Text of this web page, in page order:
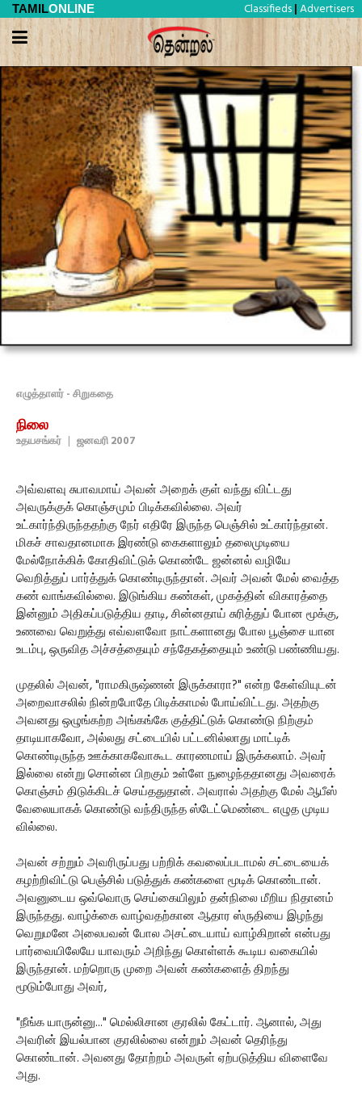
TAMILONLINE Classifieds | Advertisers
எழுத்தாளர் - சிறுகதை
நிலை
உதயசங்கர் | ஜனவரி 2007
அவ்வளவு சுபாவமாய் அவன் அறைக் குள் வந்து விட்டது
அவருக்குக் கொஞ்சமும் பிடிக்கவில்லை. அவர்
உட்கார்ந்திருந்ததற்கு நேர் எதிரே இருந்த பெஞ்சில் உட்கார்ந்தான்.
மிகச் சாவதானமாக இரண்டு கைகளாலும் தலைமுடியை
மேல்நோக்கிக் கோதிவிட்டுக் கொண்டே ஜன்னல் வழியே
வெறித்துப் பார்த்துக் கொண்டிருந்தான். அவர் அவன் மேல் வைத்த
கண் வாங்கவில்லை. இடுங்கிய கண்கள், முகத்தின் விகாரத்தை
இன்னும் அதிகப்படுத்திய தாடி, சின்னதாய் சுரித்துப் போன மூக்கு,
உணவை வெறுத்து எவ்வளவோ நாட்களானது போல பூஞ்சை யான
உடம்பு, ஒருவித அச்சத்தையும் சந்தேகத்தையும் உண்டு பண்ணியது.
முதலில் அவன், "ராமகிருஷ்ணன் இருக்காரா?" என்ற கேள்வியுடன்
அறைவாசலில் நின்றபோதே பிடிக்காமல் போய்விட்டது. அதற்கு
அவனது ஒழுங்கற்ற அங்கங்கே குத்திட்டுக் கொண்டு நிற்கும்
தாடியாகவோ, அல்லது சட்டையில் பட்டனில்லாது மாட்டிக்
கொண்டிருந்த ஊக்காகவோகூட காரணமாய் இருக்கலாம். அவர்
இல்லை என்று சொன்ன பிறகும் உள்ளே நுழைந்ததானது அவரைக்
கொஞ்சம் திடுக்கிடச் செய்ததுதான். அவரால் அதற்கு மேல் ஆபீஸ்
வேலையாகக் கொண்டு வந்திருந்த ஸ்டேட்மெண்டை எழுத முடிய
வில்லை.
அவன் சற்றும் அவரிருப்பது பற்றிக் கவலைப்படாமல் சட்டையைக்
கழற்றிவிட்டு பெஞ்சில் படுத்துக் கண்களை மூடிக் கொண்டான்.
அவனுடைய ஒவ்வொரு செய்கையிலும் தன்நிலை மீறிய நிதானம்
இருந்தது. வாழ்க்கை வாழ்வதற்கான ஆதார ஸ்ருதியை இழந்து
வெறுமனே அலைபவன் போல அசட்டையாய் வாழ்கிறான் என்பது
பார்வையிலேயே யாவரும் அறிந்து கொள்ளக் கூடிய வகையில்
இருந்தான். மற்றொரு முறை அவன் கண்களைத் திறந்து
மூடும்போது அவர்,
"நீங்க யாருன்னு..." மெல்லிசான குரலில் கேட்டார். ஆனால், அது
அவரின் இயல்பான குரலில்லை என்றும் அவன் தெரிந்து
கொண்டான். அவனது தோற்றம் அவருள் ஏற்படுத்திய விளைவே
அது.